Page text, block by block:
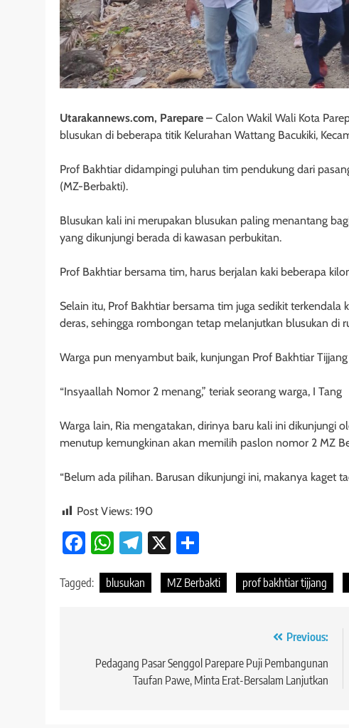
Utarakannews.com, Parepare – Calon Wakil Wali Kota
blusukan di beberapa titik Kelurahan Wattang Bacukiki,
Prof Bakhtiar didampingi puluhan tim pendukung dari
(MZ-Berbakti).
Blusukan kali ini merupakan blusukan paling menantang
yang dikunjungi berada di kawasan perbukitan.
Prof Bakhtiar bersama tim, harus berjalan kaki beberapa
Selain itu, Prof Bakhtiar bersama tim juga sedikit
deras, sehingga rombongan tetap melanjutkan blusukan di
Warga pun menyambut baik, kunjungan Prof Bakhtiar
“Insyaallah Nomor 2 menang,” teriak seorang warga, I Tang
Warga lain, Ria mengatakan, dirinya baru kali ini dikunjungi
menutup kemungkinan akan memilih paslon nomor 2 MZ
“Belum ada pilihan. Barusan dikunjungi ini, makanya kaget
Post Views: 190
Facebook
WhatsApp
Telegram
X
Tagged: blusukan MZ Berbakti prof bakhtiar tijjang
pos
Previous:
Pedagang Pasar Senggol Parepare Puji Pembangunan
Taufan Pawe, Minta Erat-Bersalam Lanjutkan